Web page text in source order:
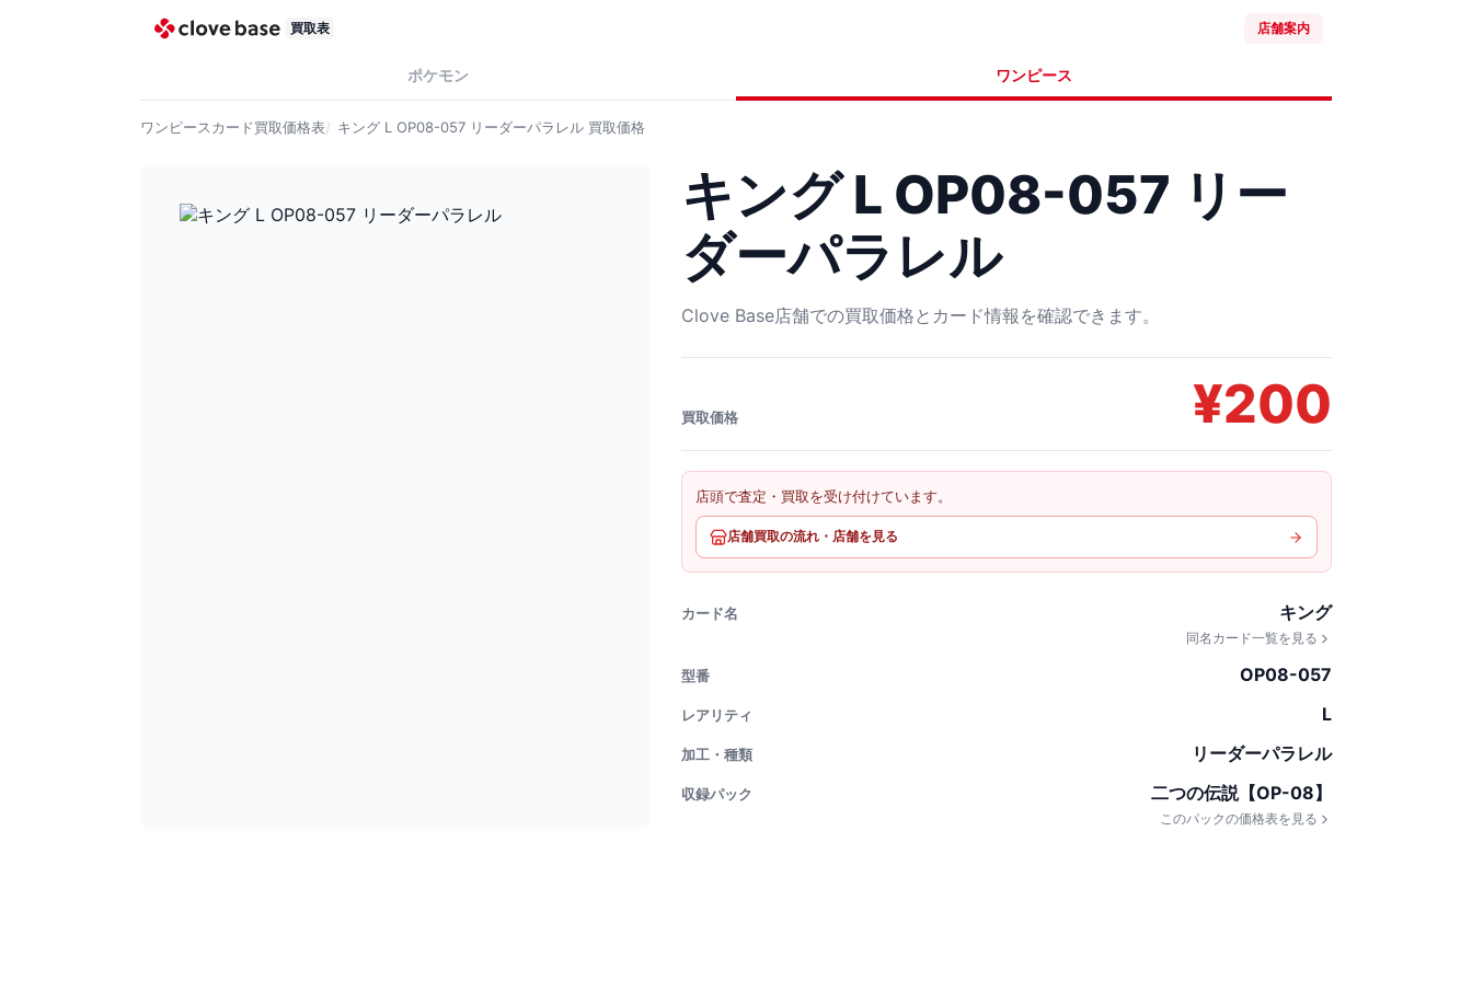
買取表 店舗案内
ポケモン ワンピース
ワンピースカード買取価格表 キング L OP08-057 リーダーパラレル 買取価格
キング L OP08-057 リー
ダーパラレル
Clove Base店舗での買取価格とカード情報を確認できます。
買取価格 ¥200
店頭で査定・買取を受け付けています。
店舗買取の流れ・店舗を見る
カード名 キング
同名カード一覧を見る
型番 OP08-057
レアリティ L
加工・種類 リーダーパラレル
収録パック 二つの伝説【OP-08】
このパックの価格表を見る